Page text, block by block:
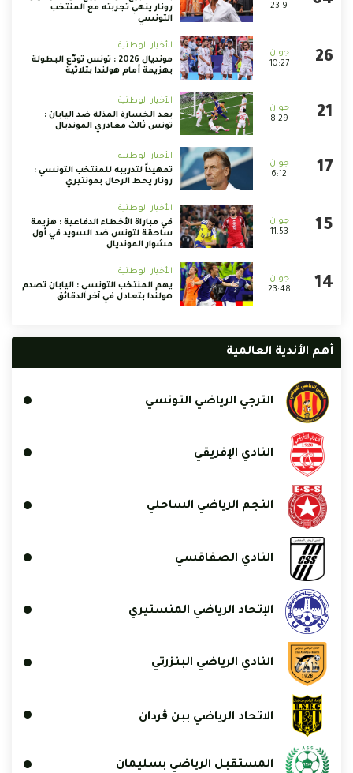
23:9
رونار ينهي تجربته مع المنتخب
التونسي
10:27
الأخبار الوطنية
مونديال 2026 : تونس تودّع البطولة
بهزيمة أمام هولندا بثلاثية
8:29
الأخبار الوطنية
بعد الخسارة المذلة ضد اليابان :
تونس ثالث مغادري المونديال
6:12
الأخبار الوطنية
تمهيداً لتدريبه للمنتخب التونسي :
رونار يحط الرحال بمونتيري
11:53
الأخبار الوطنية
في مباراة الأخطاء الدفاعية : هزيمة
ساحقة لتونس ضد السويد في أول
مشوار المونديال
23:48
الأخبار الوطنية
يهم المنتخب التونسي : اليابان تصدم
هولندا بتعادل في آخر الدقائق
أهم الأندية العالمية
الترجي الرياضي التونسي
النادي الإفريقي
النجم الرياضي الساحلي
النادي الصفاقسي
الإتحاد الرياضي المنستيري
النادي الرياضي البنزرتي
الاتحاد الرياضي ببن ڨردان
المستقبل الرياضي بسليمان